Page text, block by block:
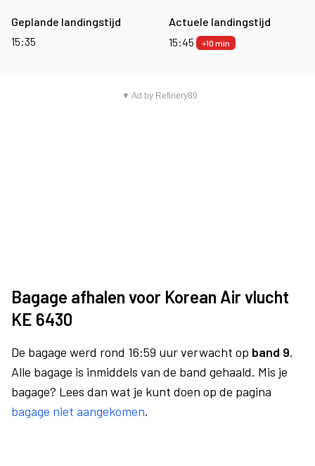
Geplande landingstijd
15:35
Actuele landingstijd
15:45
+10 min
▼ Ad by Refinery89
Bagage afhalen voor Korean Air vlucht
KE 6430
De bagage werd rond 16:59 uur verwacht op band 9.
Alle bagage is inmiddels van de band gehaald. Mis je
bagage? Lees dan wat je kunt doen op de pagina
bagage niet aangekomen.